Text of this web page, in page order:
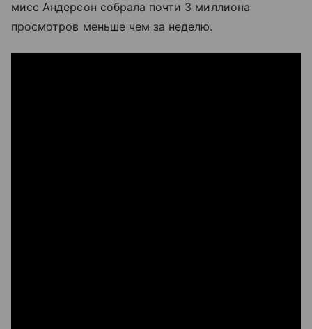
мисс Андерсон собрала почти 3 миллиона
просмотров меньше чем за неделю.